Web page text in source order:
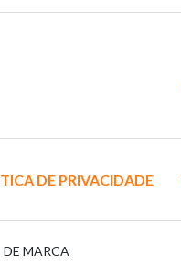
DE PRIVACIDADE
MARCA